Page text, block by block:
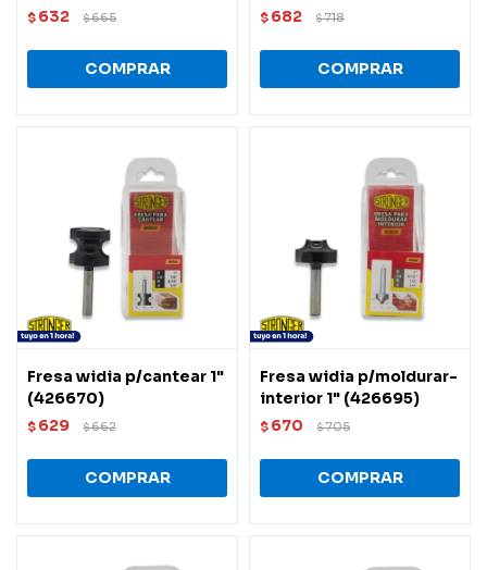
$ 632 $665 $ 682 $718
Fresa widia p/cantear 1"
(426670)
$ 629 $662
Fresa widia p/moldurar-
interior 1" (426695)
$ 670 $705